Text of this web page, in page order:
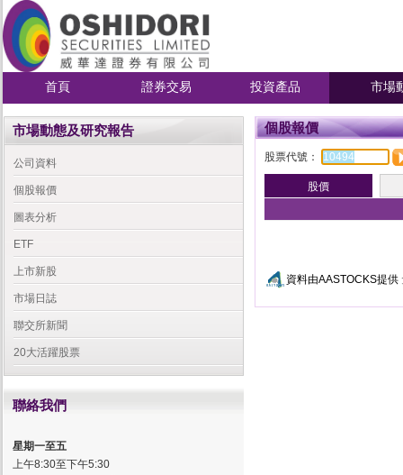
首頁 證券交易 投資產品 市場
市場動態及研究報告
公司資料
個股報價
圖表分析
ETF
上市新股
市場日誌
聯交所新聞
20大活躍股票
聯絡我們
星期一至五
上午8:30至下午5:30
個股報價
股票代號：
資料由AASTOCKS提供